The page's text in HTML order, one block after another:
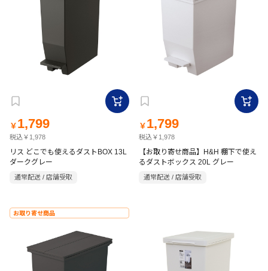
￥ 1,799
税込￥1,978
リス どこでも使えるダストBOX 13L
ダークグレー
通常配送 / 店舗受取
￥ 1,799
税込￥1,978
【お取り寄せ商品】H&H 棚下で使え
るダストボックス 20L グレー
通常配送 / 店舗受取
お取り寄せ商品